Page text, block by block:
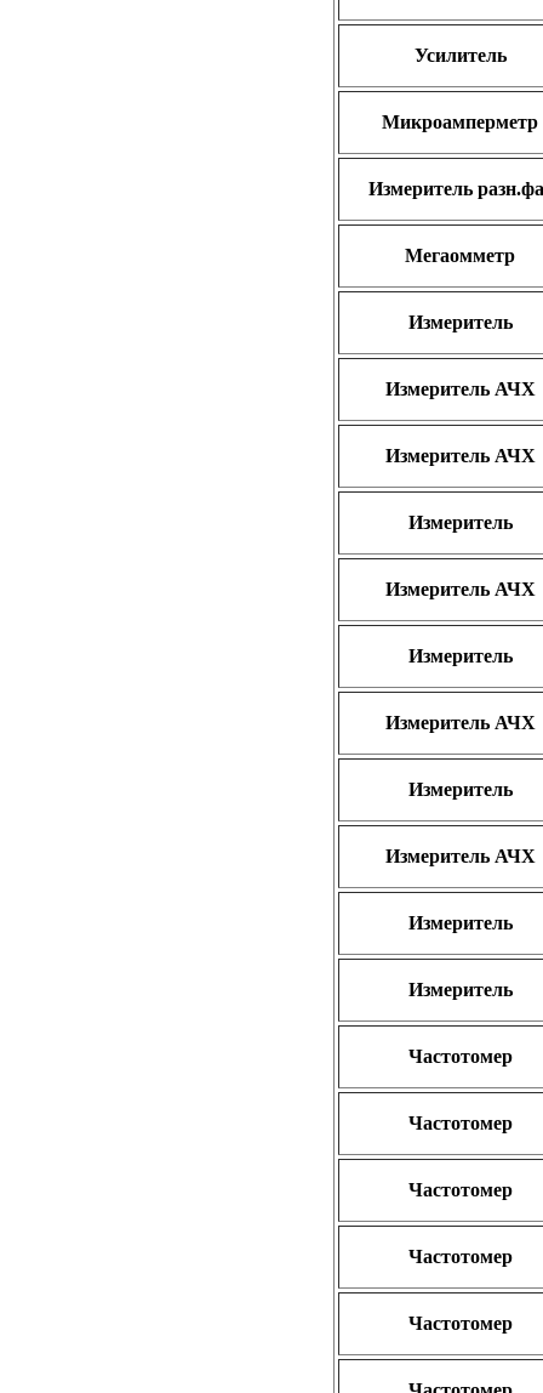
Усилитель
Микроамперметр
Измеритель
Мегаомметр
Измеритель
Измеритель АЧХ
Измеритель АЧХ
Измеритель
Измеритель АЧХ
Измеритель
Измеритель АЧХ
Измеритель
Измеритель АЧХ
Измеритель
Измеритель
Частотомер
Частотомер
Частотомер
Частотомер
Частотомер